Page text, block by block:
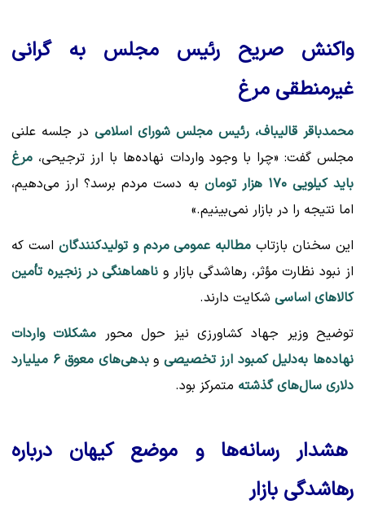
واکنش صریح رئیس مجلس به گرانی
غیرمنطقی مرغ
محمدباقر قالیباف، رئیس مجلس شورای اسلامی در جلسه علنی
مجلس گفت: «چرا با وجود واردات نهاده‌ها با ارز ترجیحی، مرغ
باید کیلویی ۱۷۰ هزار تومان
به دست مردم برسد؟ ارز می‌دهیم،
اما نتیجه را در بازار نمی‌بینیم.»
این سخنان بازتاب مطالبه عمومی مردم و تولیدکنندگان است که
از نبود نظارت مؤثر، رهاشدگی بازار و ناهماهنگی در زنجیره تأمین
کالاهای اساسی شکایت دارند.
توضیح وزیر جهاد کشاورزی نیز حول محور مشکلات واردات
نهاده‌ها به‌دلیل کمبود ارز تخصیصی و
بدهی‌های معوق ۶ میلیارد
دلاری سال‌های گذشته متمرکز بود.
هشدار رسانه‌ها و موضع کیهان درباره
رهاشدگی بازار